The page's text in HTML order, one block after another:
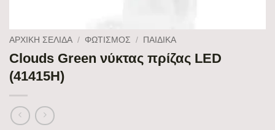
ΑΡΧΙΚΉ ΣΕΛΊΔΑ / ΦΩΤΙΣΜΟΣ / ΠΑΙΔΙΚΆ
Clouds Green νύκτας πρίζας LED
(41415H)